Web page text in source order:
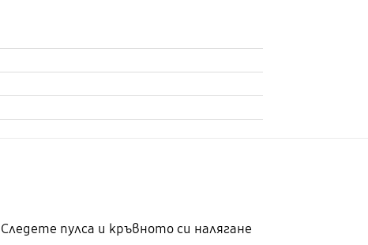
Следете пулса и кръвното си налягане